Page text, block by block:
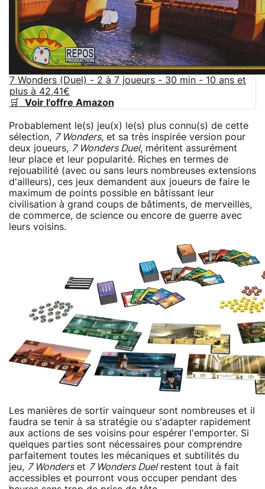
7 Wonders (Duel) - 2 à 7 joueurs - 30 min - 10 ans et
plus à 42,41€
🛒 Voir l'offre Amazon
Probablement le(s) jeu(x) le(s) plus connu(s) de cette
sélection, 7 Wonders, et sa très inspirée version pour
deux joueurs, 7 Wonders Duel, méritent assurément
leur place et leur popularité. Riches en termes de
rejouabilité (avec ou sans leurs nombreuses extensions
d'ailleurs), ces jeux demandent aux joueurs de faire le
maximum de points possible en bâtissant leur
civilisation à grand coups de bâtiments, de merveilles,
de commerce, de science ou encore de guerre avec
leurs voisins.
Les manières de sortir vainqueur sont nombreuses et il
faudra se tenir à sa stratégie ou s'adapter rapidement
aux actions de ses voisins pour espérer l'emporter. Si
quelques parties sont nécessaires pour comprendre
parfaitement toutes les mécaniques et subtilités du
jeu, 7 Wonderset 7 Wonders Duelrestent tout à fait
accessibles et pourront vous occuper pendant des